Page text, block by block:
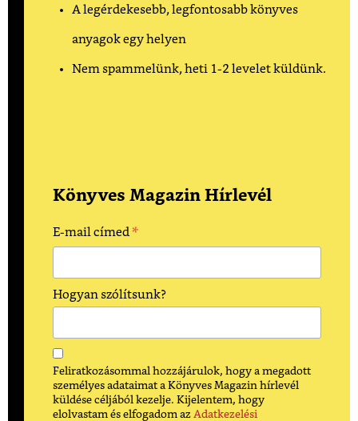
A legérdekesebb, legfontosabb könyves
anyagok egy helyen
Nem spammelünk, heti 1-2 levelet küldünk.
Könyves Magazin Hírlevél
E-mail címed *
Hogyan szólítsunk?
Feliratkozásommal hozzájárulok, hogy a megadott
személyes adataimat a Könyves Magazin hírlevél
küldése céljából kezelje. Kijelentem, hogy
elolvastam és elfogadom az Adatkezelési